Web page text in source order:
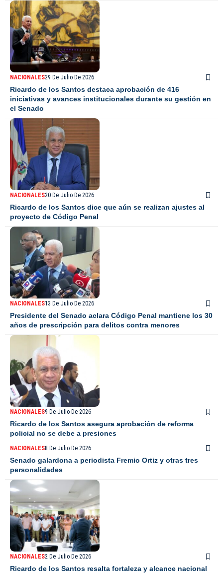
NACIONALES29 De Julio De 2026
Ricardo de los Santos destaca aprobación de 416
iniciativas y avances institucionales durante su gestión en
el Senado
NACIONALES20 De Julio De 2026
Ricardo de los Santos dice que aún se realizan ajustes al
proyecto de Código Penal
NACIONALES13 De Julio De 2026
Presidente del Senado aclara Código Penal mantiene los 30
años de prescripción para delitos contra menores
NACIONALES9 De Julio De 2026
Ricardo de los Santos asegura aprobación de reforma
policial no se debe a presiones
NACIONALES8 De Julio De 2026
Senado galardona a periodista Fremio Ortiz y otras tres
personalidades
NACIONALES2 De Julio De 2026
Ricardo de los Santos resalta fortaleza y alcance nacional